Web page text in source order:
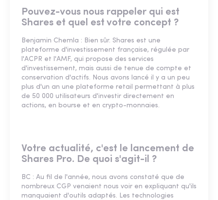
Pouvez-vous nous rappeler qui est
Shares et quel est votre concept ?
Benjamin Chemla : Bien sûr. Shares est une
plateforme d'investissement française, régulée par
l'ACPR et l'AMF, qui propose des services
d'investissement, mais aussi de tenue de compte et
conservation d'actifs. Nous avons lancé il y a un peu
plus d'un an une plateforme retail permettant à plus
de 50 000 utilisateurs d'investir directement en
actions, en bourse et en crypto-monnaies.
Votre actualité, c'est le lancement de
Shares Pro. De quoi s'agit-il ?
BC : Au fil de l'année, nous avons constaté que de
nombreux CGP venaient nous voir en expliquant qu'ils
manquaient d'outils adaptés. Les technologies